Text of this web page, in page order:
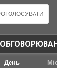
День